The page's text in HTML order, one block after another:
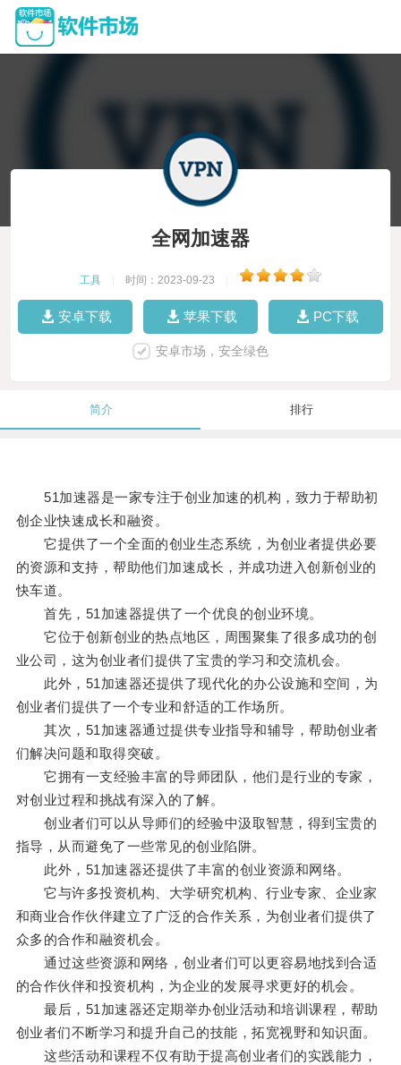
全网加速器
工具 时间：2023-09-23
安卓下载 苹果下载 PC下载
安卓市场，安全绿色
简介 排行
51加速器是一家专注于创业加速的机构，致力于帮助初
创企业快速成长和融资。
它提供了一个全面的创业生态系统，为创业者提供必要
的资源和支持，帮助他们加速成长，并成功进入创新创业的
快车道。
首先，51加速器提供了一个优良的创业环境。
它位于创新创业的热点地区，周围聚集了很多成功的创
业公司，这为创业者们提供了宝贵的学习和交流机会。
此外，51加速器还提供了现代化的办公设施和空间，为
创业者们提供了一个专业和舒适的工作场所。
其次，51加速器通过提供专业指导和辅导，帮助创业者
们解决问题和取得突破。
它拥有一支经验丰富的导师团队，他们是行业的专家，
对创业过程和挑战有深入的了解。
创业者们可以从导师们的经验中汲取智慧，得到宝贵的
指导，从而避免了一些常见的创业陷阱。
此外，51加速器还提供了丰富的创业资源和网络。
它与许多投资机构、大学研究机构、行业专家、企业家
和商业合作伙伴建立了广泛的合作关系，为创业者们提供了
众多的合作和融资机会。
通过这些资源和网络，创业者们可以更容易地找到合适
的合作伙伴和投资机构，为企业的发展寻求更好的机会。
最后，51加速器还定期举办创业活动和培训课程，帮助
创业者们不断学习和提升自己的技能，拓宽视野和知识面。
这些活动和课程不仅有助于提高创业者们的实践能力，